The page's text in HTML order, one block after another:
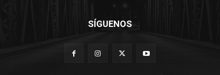
SÍGUENOS